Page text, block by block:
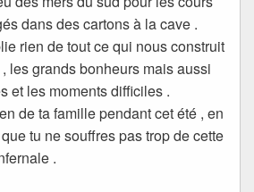
dans des cartons à la cave .
rien de tout ce qui nous construit
les grands bonheurs mais aussi
et les moments difficiles .
de ta famille pendant cet été , en
tu ne souffres pas trop de cette
.